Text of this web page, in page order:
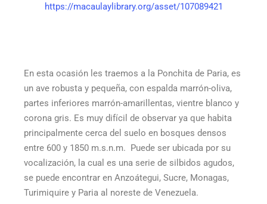
https://macaulaylibrary.org/asset/107089421
En esta ocasión les traemos a la Ponchita de Paria, es
un ave robusta y pequeña, con espalda marrón-oliva,
partes inferiores marrón-amarillentas, vientre blanco y
corona gris. Es muy difícil de observar ya que habita
principalmente cerca del suelo en bosques densos
entre 600 y 1850 m.s.n.m. Puede ser ubicada por su
vocalización, la cual es una serie de silbidos agudos,
se puede encontrar en Anzoátegui, Sucre, Monagas,
Turimiquire y Paria al noreste de Venezuela.